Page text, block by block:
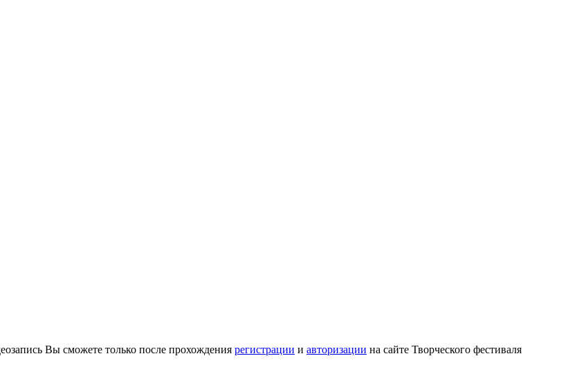
Вы сможете только после прохождения регистрации и авторизации на сайте Творческого фестиваля